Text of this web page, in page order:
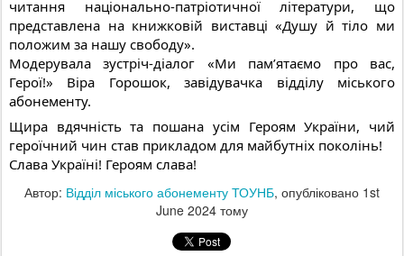
читання національно-патріотичної літератури, що
представлена на книжковій виставці «Душу й тіло ми
положим за нашу свободу».
Модерувала зустріч-діалог «Ми пам’ятаємо про вас,
Герої!» Віра Горошок, завідувачка відділу міського
абонементу.
Щира вдячність та пошана усім Героям України, чий
героїчний чин став прикладом для майбутніх поколінь!
Слава Україні! Героям слава!
Автор: Відділ міського абонементу ТОУНБ, опубліковано 1st
June 2024 тому